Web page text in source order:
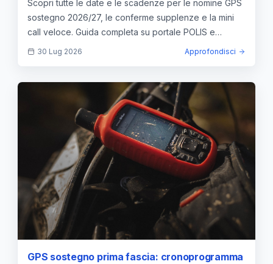
Scopri tutte le date e le scadenze per le nomine GPS
sostegno 2026/27, le conferme supplenze e la mini
call veloce. Guida completa su portale POLIS e
regole.
30 Lug 2026 Approfondisci
GPS sostegno prima fascia: cronoprogramma